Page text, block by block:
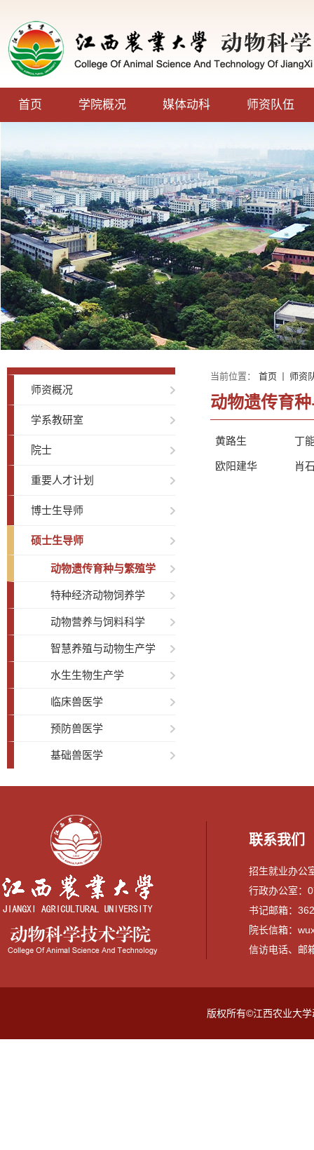
首页 学院概况 媒体动科 师资队伍
师资概况
学系教研室
院士
重要人才计划
博士生导师
硕士生导师
动物遗传育种与繁殖学
特种经济动物饲养学
动物营养与饲料科学
智慧养殖与动物生产学
水生生物生产学
临床兽医学
预防兽医学
基础兽医学
当前位置： 首页 师资
动物遗传育
黄路生 丁
欧阳建华 肖
联系我们
招生就业办公
行政办公室：
书记邮箱：
院长信箱：
信访电话、邮
版权所有©江西农业大